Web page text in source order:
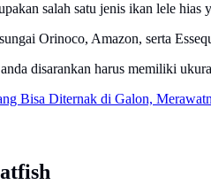
salah satu jenis ikan lele
Orinoco, Amazon, serta
disarankan harus memiliki
Bisa Diternak di Galon,